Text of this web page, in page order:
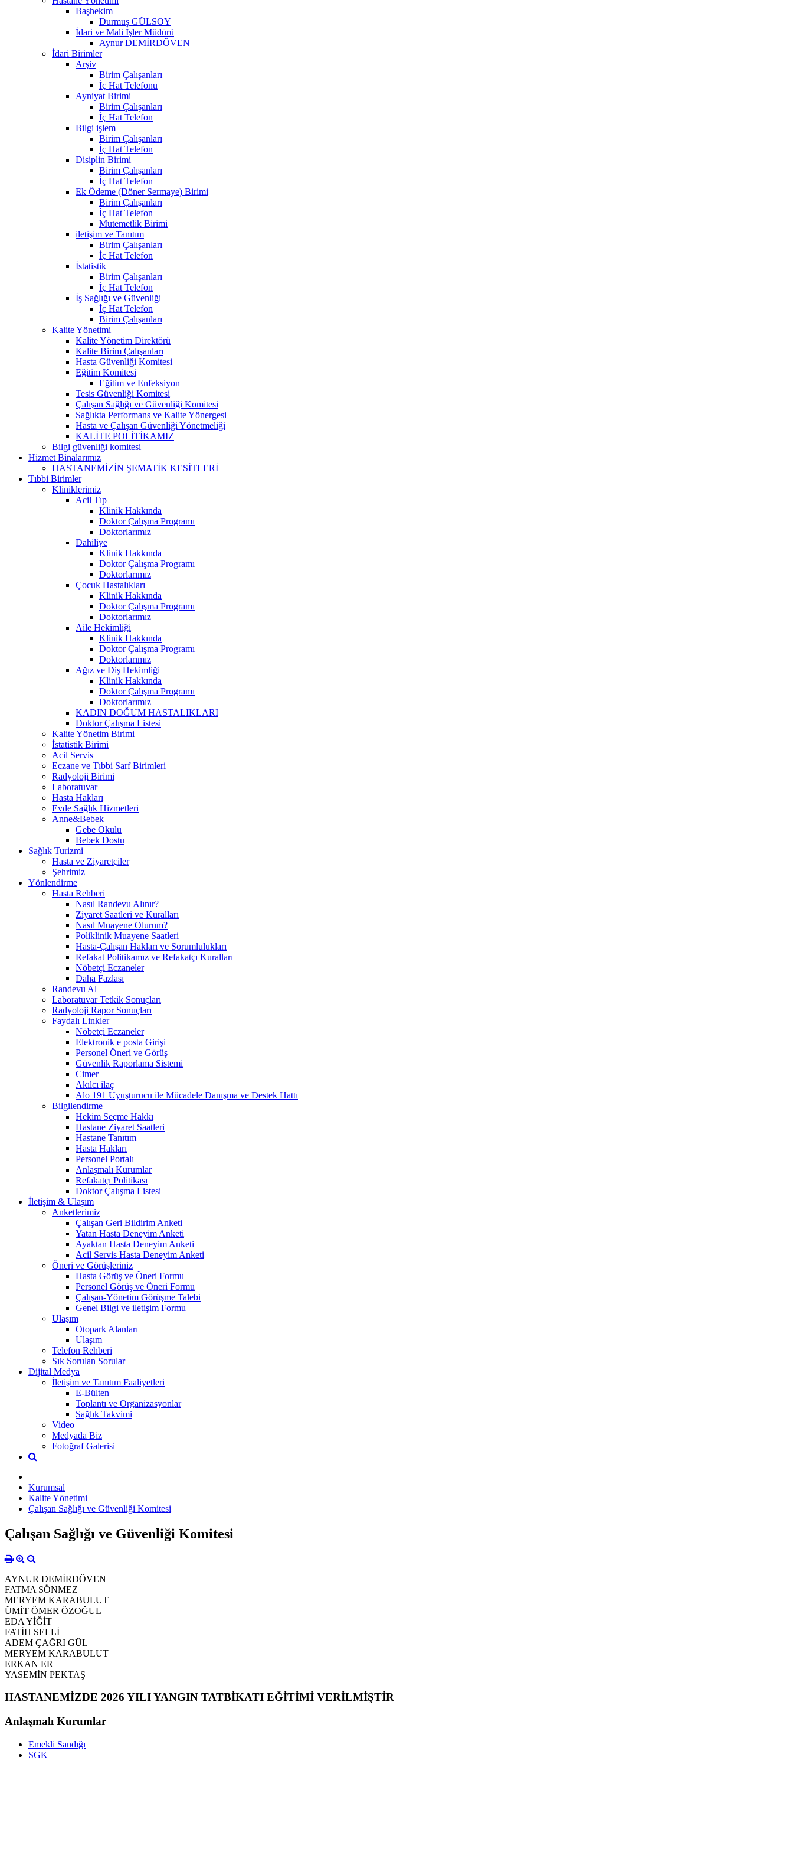
Başhekim
Durmuş GÜLSOY
İdari ve Mali İşler Müdürü
Aynur DEMİRDÖVEN
İdari Birimler
Arşiv
Birim Çalışanları
İç Hat Telefonu
Ayniyat Birimi
Birim Çalışanları
İç Hat Telefon
Bilgi işlem
Birim Çalışanları
İç Hat Telefon
Disiplin Birimi
Birim Çalışanları
İç Hat Telefon
Ek Ödeme (Döner Sermaye) Birimi
Birim Çalışanları
İç Hat Telefon
Mutemetlik Birimi
iletişim ve Tanıtım
Birim Çalışanları
İç Hat Telefon
İstatistik
Birim Çalışanları
İç Hat Telefon
İş Sağlığı ve Güvenliği
İç Hat Telefon
Birim Çalışanları
Kalite Yönetimi
Kalite Yönetim Direktörü
Kalite Birim Çalışanları
Hasta Güvenliği Komitesi
Eğitim Komitesi
Eğitim ve Enfeksiyon
Tesis Güvenliği Komitesi
Çalışan Sağlığı ve Güvenliği Komitesi
Sağlıkta Performans ve Kalite Yönergesi
Hasta ve Çalışan Güvenliği Yönetmeliği
KALİTE POLİTİKAMIZ
Bilgi güvenliği komitesi
Hizmet Binalarımız
HASTANEMİZİN ŞEMATİK KESİTLERİ
Tıbbi Birimler
Kliniklerimiz
Acil Tıp
Klinik Hakkında
Doktor Çalışma Programı
Doktorlarımız
Dahiliye
Klinik Hakkında
Doktor Çalışma Programı
Doktorlarımız
Çocuk Hastalıkları
Klinik Hakkında
Doktor Çalışma Programı
Doktorlarımız
Aile Hekimliği
Klinik Hakkında
Doktor Çalışma Programı
Doktorlarımız
Ağız ve Diş Hekimliği
Klinik Hakkında
Doktor Çalışma Programı
Doktorlarımız
KADIN DOĞUM HASTALIKLARI
Doktor Çalışma Listesi
Kalite Yönetim Birimi
İstatistik Birimi
Acil Servis
Eczane ve Tıbbi Sarf Birimleri
Radyoloji Birimi
Laboratuvar
Hasta Hakları
Evde Sağlık Hizmetleri
Anne&Bebek
Gebe Okulu
Bebek Dostu
Sağlık Turizmi
Hasta ve Ziyaretçiler
Şehrimiz
Yönlendirme
Hasta Rehberi
Nasıl Randevu Alınır?
Ziyaret Saatleri ve Kuralları
Nasıl Muayene Olurum?
Poliklinik Muayene Saatleri
Hasta-Çalışan Hakları ve Sorumlulukları
Refakat Politikamız ve Refakatçı Kuralları
Nöbetçi Eczaneler
Daha Fazlası
Randevu Al
Laboratuvar Tetkik Sonuçları
Radyoloji Rapor Sonuçları
Faydalı Linkler
Nöbetçi Eczaneler
Elektronik e posta Girişi
Personel Öneri ve Görüş
Güvenlik Raporlama Sistemi
Cimer
Akılcı ilaç
Alo 191 Uyuşturucu ile Mücadele Danışma ve Destek Hattı
Bilgilendirme
Hekim Seçme Hakkı
Hastane Ziyaret Saatleri
Hastane Tanıtım
Hasta Hakları
Personel Portalı
Anlaşmalı Kurumlar
Refakatçı Politikası
Doktor Çalışma Listesi
İletişim & Ulaşım
Anketlerimiz
Çalışan Geri Bildirim Anketi
Yatan Hasta Deneyim Anketi
Ayaktan Hasta Deneyim Anketi
Acil Servis Hasta Deneyim Anketi
Öneri ve Görüşleriniz
Hasta Görüş ve Öneri Formu
Personel Görüş ve Öneri Formu
Çalışan-Yönetim Görüşme Talebi
Genel Bilgi ve iletişim Formu
Ulaşım
Otopark Alanları
Ulaşım
Telefon Rehberi
Sık Sorulan Sorular
Dijital Medya
İletişim ve Tanıtım Faaliyetleri
E-Bülten
Toplantı ve Organizasyonlar
Sağlık Takvimi
Video
Medyada Biz
Fotoğraf Galerisi
Kurumsal
Kalite Yönetimi
Çalışan Sağlığı ve Güvenliği Komitesi
Çalışan Sağlığı ve Güvenliği Komitesi
AYNUR DEMİRDÖVEN
FATMA SÖNMEZ
MERYEM KARABULUT
ÜMİT ÖMER ÖZOĞUL
EDA YİĞİT
FATİH SELLİ
ADEM ÇAĞRI GÜL
MERYEM KARABULUT
ERKAN ER
YASEMİN PEKTAŞ
HASTANEMİZDE 2026 YILI YANGIN TATBİKATI EĞİTİMİ VERİLMİŞTİR
Anlaşmalı Kurumlar
Emekli Sandığı
SGK